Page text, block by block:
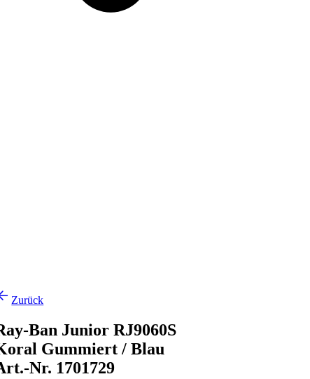
Zurück
Ban Junior RJ9060S
Gummiert / Blau
Nr. 1701729